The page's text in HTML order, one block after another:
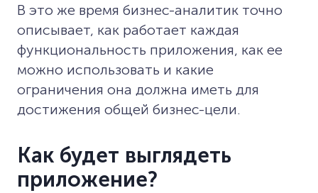
В это же время бизнес-аналитик точно
описывает, как работает каждая
функциональность приложения, как ее
можно использовать и какие
ограничения она должна иметь для
достижения общей бизнес-цели.
Как будет выглядеть
приложение?